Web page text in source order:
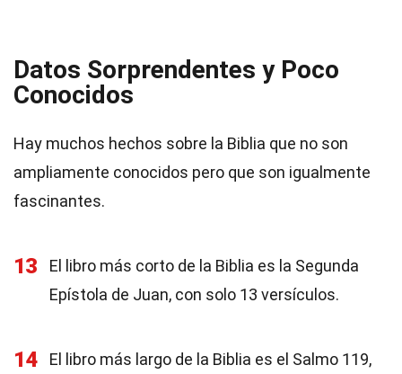
Datos Sorprendentes y Poco
Conocidos
Hay muchos hechos sobre la Biblia que no son
ampliamente conocidos pero que son igualmente
fascinantes.
13
El libro más corto de la Biblia es la Segunda
Epístola de Juan, con solo 13 versículos.
14
El libro más largo de la Biblia es el Salmo 119,